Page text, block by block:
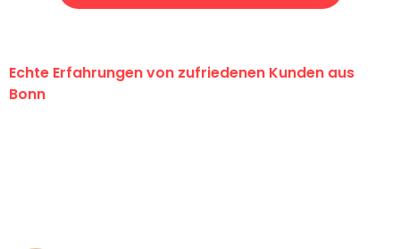
Echte Erfahrungen von zufriedenen Kunden aus
Bonn